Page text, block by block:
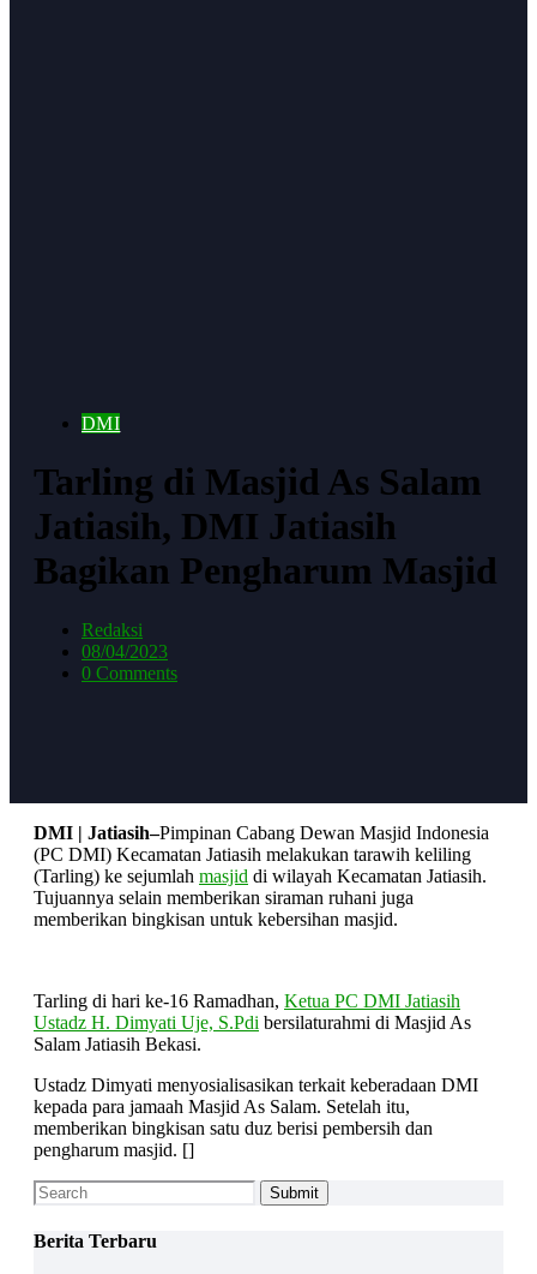
DMI
Tarling di Masjid As Salam
Jatiasih, DMI Jatiasih
Bagikan Pengharum Masjid
Redaksi
08/04/2023
0 Comments
DMI | Jatiasih–Pimpinan Cabang Dewan Masjid Indonesia
(PC DMI) Kecamatan Jatiasih melakukan tarawih keliling
(Tarling) ke sejumlah masjid di wilayah Kecamatan Jatiasih.
Tujuannya selain memberikan siraman ruhani juga
memberikan bingkisan untuk kebersihan masjid.
Tarling di hari ke-16 Ramadhan, Ketua PC DMI Jatiasih
Ustadz H. Dimyati Uje, S.Pdi bersilaturahmi di Masjid As
Salam Jatiasih Bekasi.
Ustadz Dimyati menyosialisasikan terkait keberadaan DMI
kepada para jamaah Masjid As Salam. Setelah itu,
memberikan bingkisan satu duz berisi pembersih dan
pengharum masjid. []
Berita Terbaru